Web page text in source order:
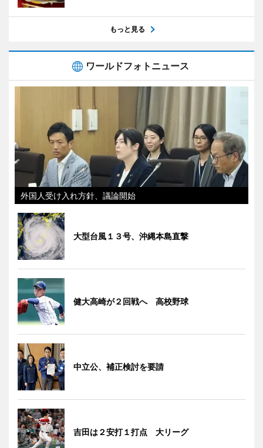
もっと見る
ワールドフォトニュース
外国人受け入れ方針、議論開始
大型台風１３号、沖縄本島直撃
健大高崎が２回戦へ 高校野球
中立公、補正検討を要請
吉田は２安打１打点 大リーグ